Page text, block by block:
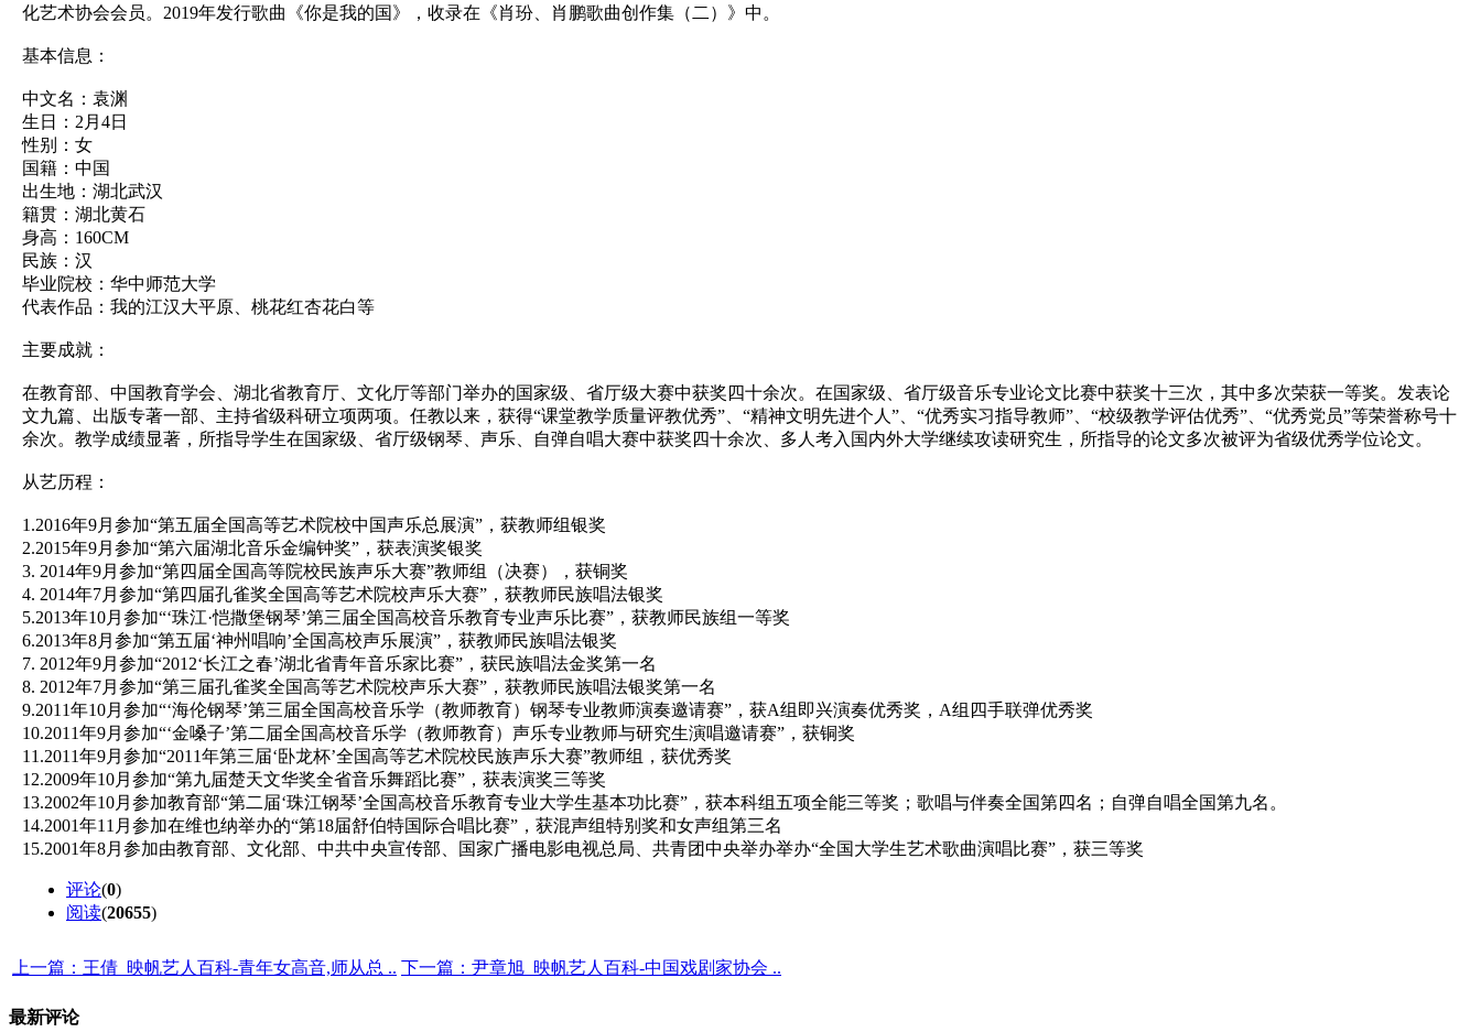
化艺术协会会员。2019年发行歌曲《你是我的国》，收录在《肖玢、肖鹏歌曲创作集（二）》中。
基本信息：
中文名：袁渊
生日：2月4日
性别：女
国籍：中国
出生地：湖北武汉
籍贯：湖北黄石
身高：160CM
民族：汉
毕业院校：华中师范大学
代表作品：我的江汉大平原、桃花红杏花白等
主要成就：
在教育部、中国教育学会、湖北省教育厅、文化厅等部门举办的国家级、省厅级大赛中获奖四十余次。在国家级、省厅级音乐专业论文比赛中获奖十三次，其中多次荣获一等奖。发表论
文九篇、出版专著一部、主持省级科研立项两项。任教以来，获得“课堂教学质量评教优秀”、“精神文明先进个人”、“优秀实习指导教师”、“校级教学评估优秀”、“优秀党员”等荣誉称号十
余次。教学成绩显著，所指导学生在国家级、省厅级钢琴、声乐、自弹自唱大赛中获奖四十余次、多人考入国内外大学继续攻读研究生，所指导的论文多次被评为省级优秀学位论文。
从艺历程：
1.2016年9月参加“第五届全国高等艺术院校中国声乐总展演”，获教师组银奖
2.2015年9月参加“第六届湖北音乐金编钟奖”，获表演奖银奖
3. 2014年9月参加“第四届全国高等院校民族声乐大赛”教师组（决赛），获铜奖
4. 2014年7月参加“第四届孔雀奖全国高等艺术院校声乐大赛”，获教师民族唱法银奖
5.2013年10月参加“‘珠江·恺撒堡钢琴’第三届全国高校音乐教育专业声乐比赛”，获教师民族组一等奖
6.2013年8月参加“第五届‘神州唱响’全国高校声乐展演”，获教师民族唱法银奖
7. 2012年9月参加“2012‘长江之春’湖北省青年音乐家比赛”，获民族唱法金奖第一名
8. 2012年7月参加“第三届孔雀奖全国高等艺术院校声乐大赛”，获教师民族唱法银奖第一名
9.2011年10月参加“‘海伦钢琴’第三届全国高校音乐学（教师教育）钢琴专业教师演奏邀请赛”，获A组即兴演奏优秀奖，A组四手联弹优秀奖
10.2011年9月参加“‘金嗓子’第二届全国高校音乐学（教师教育）声乐专业教师与研究生演唱邀请赛”，获铜奖
11.2011年9月参加“2011年第三届‘卧龙杯’全国高等艺术院校民族声乐大赛”教师组，获优秀奖
12.2009年10月参加“第九届楚天文华奖全省音乐舞蹈比赛”，获表演奖三等奖
13.2002年10月参加教育部“第二届‘珠江钢琴’全国高校音乐教育专业大学生基本功比赛”，获本科组五项全能三等奖；歌唱与伴奏全国第四名；自弹自唱全国第九名。
14.2001年11月参加在维也纳举办的“第18届舒伯特国际合唱比赛”，获混声组特别奖和女声组第三名
15.2001年8月参加由教育部、文化部、中共中央宣传部、国家广播电影电视总局、共青团中央举办举办“全国大学生艺术歌曲演唱比赛”，获三等奖
评论(0)
阅读(20655)
上一篇：王倩_映帆艺人百科-青年女高音,师从总 .. 下一篇：尹章旭_映帆艺人百科-中国戏剧家协会 ..
最新评论